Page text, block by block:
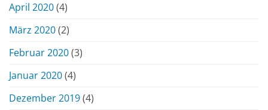
April 2020(4)
März 2020(2)
Februar 2020(3)
Januar 2020(4)
Dezember 2019(4)